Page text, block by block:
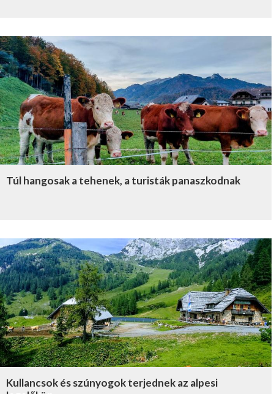
Túl hangosak a tehenek, a turisták panaszkodnak
Kullancsok és szúnyogok terjednek az alpesi